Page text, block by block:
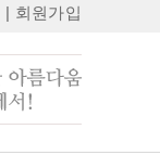
| 회원가입